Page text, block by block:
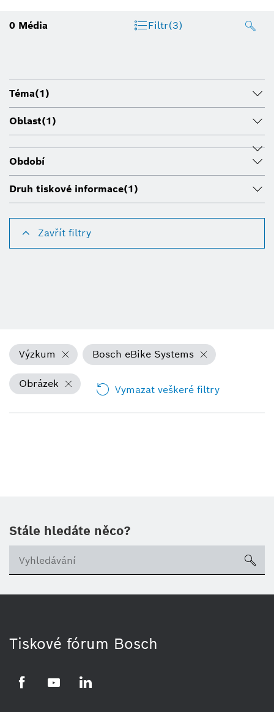
0 Média Filtr(3)
Téma(1)
Oblast(1)
Období
Druh tiskové informace(1)
Zavřít filtry
Výzkum Bosch eBike Systems
Obrázek Vymazat veškeré filtry
Stále hledáte něco?
Tiskové fórum Bosch